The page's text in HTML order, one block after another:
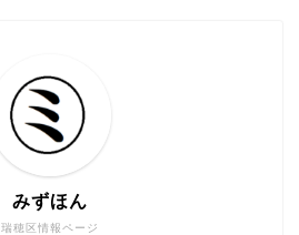
瑞穂区情報ページ
みずほん